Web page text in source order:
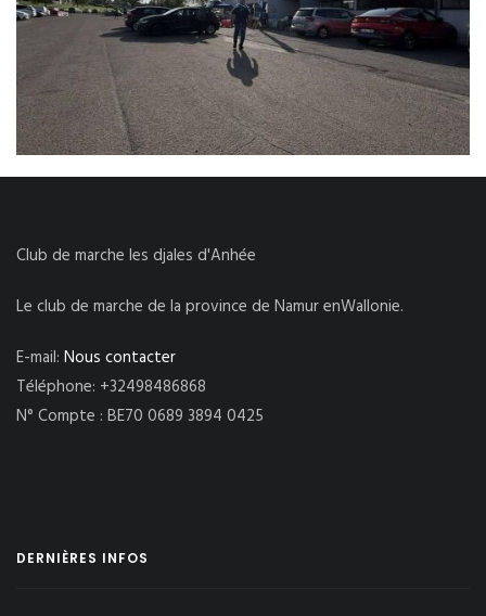
Club de marche les djales d'Anhée
Le club de marche de la province de Namur enWallonie.
E-mail: Nous contacter
Téléphone: +32498486868
N° Compte : BE70 0689 3894 0425
DERNIÈRES INFOS